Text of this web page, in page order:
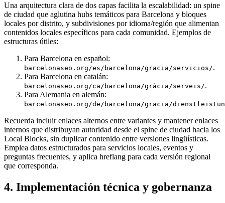
Una arquitectura clara de dos capas facilita la escalabilidad: un spine
de ciudad que aglutina hubs temáticos para Barcelona y bloques
locales por distrito, y subdivisiones por idioma/región que alimentan
contenidos locales específicos para cada comunidad. Ejemplos de
estructuras útiles:
Para Barcelona en español:
barcelonaseo.org/es/barcelona/gracia/servicios/.
Para Barcelona en catalán:
barcelonaseo.org/ca/barcelona/gràcia/serveis/.
Para Alemania en alemán:
barcelonaseo.org/de/barcelona/gracia/
Recuerda incluir enlaces alternos entre variantes y mantener enlaces
internos que distribuyan autoridad desde el spine de ciudad hacia los
Local Blocks, sin duplicar contenido entre versiones lingüísticas.
Emplea datos estructurados para servicios locales, eventos y
preguntas frecuentes, y aplica hreflang para cada versión regional
que corresponda.
4. Implementación técnica y gobernanza